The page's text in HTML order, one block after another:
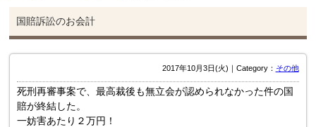
国賠訴訟のお会計
2017年10月3日(火)｜Category： その他
死刑再審事案で、最高裁後も無立会が認められなかった件の国
賠が終結した。
一妨害あたり２万円！